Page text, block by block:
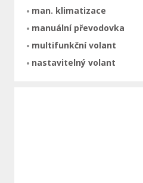
man. klimatizace
manuální převodovka
multifunkční volant
nastavitelný volant